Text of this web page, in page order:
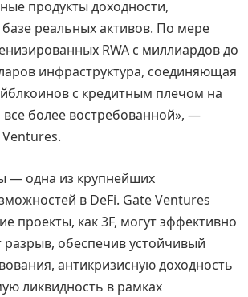
продукты доходности,
реальных активов. По мере
RWA с миллиардов до
инфраструктура, соединяющая
с кредитным плечом на
все более востребованной», —
— одна из крупнейших
в DeFi. Gate Ventures
проекты, как 3F, могут эффективно
разрыв, обеспечив устойчивый
антикризисную доходность
ликвидность в рамках